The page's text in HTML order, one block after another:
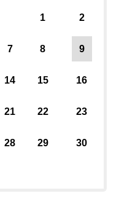
1 2
7 8 9
14 15 16
21 22 23
28 29 30